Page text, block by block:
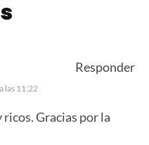
las 11:22
Gracias por la
Responder